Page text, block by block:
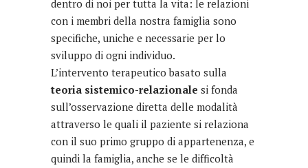
dentro di noi per tutta la vita: le relazioni
con i membri della nostra famiglia sono
specifiche, uniche e necessarie per lo
sviluppo di ogni individuo.
L’intervento terapeutico basato sulla
teoria sistemico-relazionale si fonda
sull’osservazione diretta delle modalità
attraverso le quali il paziente si relaziona
con il suo primo gruppo di appartenenza, e
quindi la famiglia, anche se le difficoltà